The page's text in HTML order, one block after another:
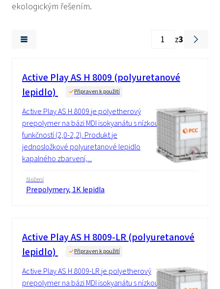
ekologickým řešením.
z3
Active Play AS H 8009 (polyuretanové
lepidlo)
Připraven k použití
Active Play AS H 8009 je polyetherový
prepolymer na bázi MDI isokyanátu s nízkou
funkčností (2,0-2,2). Produkt je
jednosložkové polyuretanové lepidlo
kapalného zbarvení,...
Složení
Prepolymery, 1K lepidla
Active Play AS H 8009-LR (polyuretanové
lepidlo)
Připraven k použití
Active Play AS H 8009-LR je polyetherový
prepolymer na bázi MDI isokyanátu s nízkou